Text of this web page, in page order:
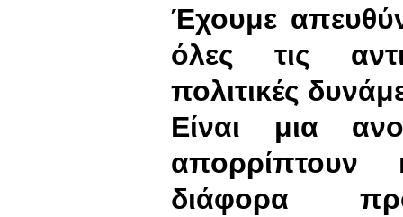
Έχουμε
όλες τις
πολιτικές
Είναι μια
απορρίπτουν
διάφορα